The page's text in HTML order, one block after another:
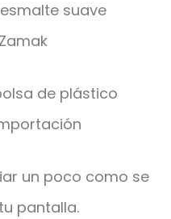
suave
de plástico
un poco como se
pantalla.